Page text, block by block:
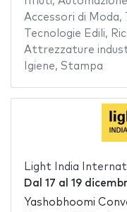
Accessori di Moda,
Tecnologie Edili,
Attrezzature
Igiene, Stampa
Light India
Dal 17 al 19
Yashobhoomi